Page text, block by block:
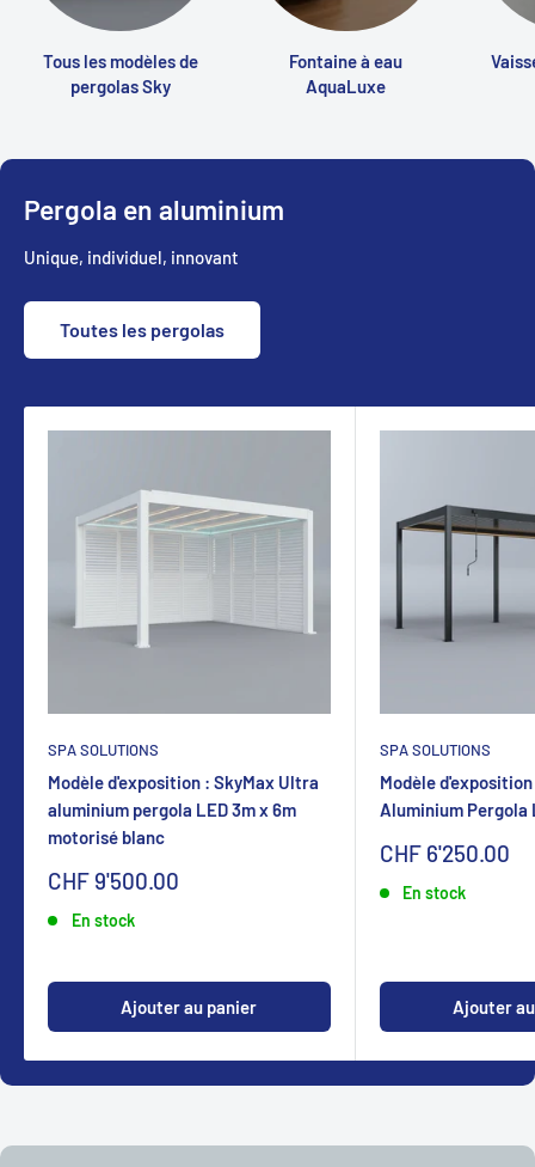
Tous les modèles de
pergolas Sky
Fontaine à eau
AquaLuxe
Pergola en aluminium
Unique, individuel, innovant
Toutes les pergolas
SPA SOLUTIONS
Modèle d'exposition : SkyMax Ultra
aluminium pergola LED 3m x 6m
motorisé blanc
Sonderpreis
CHF 9'500.00
En stock
Ajouter au panier
SPA SOLUTIONS
Modèle
Aluminium Pergola
Sonderpreis
CHF 6'250.00
En stock
Ajouter